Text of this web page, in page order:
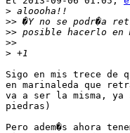
>
>>
>>
>>
>
Sigo en mis trece de
en marinaleda que
va a ser la misma,
piedras)
Pero adem�s ahora